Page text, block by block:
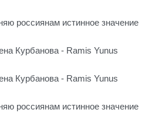
россиянам истинное значение
Курбанова - Ramis Yunus
Курбанова - Ramis Yunus
россиянам истинное значение